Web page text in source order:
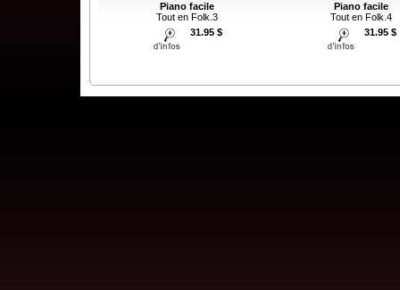
Piano facile
Tout en Folk.3
31.95 $
Piano facile
Tout en Folk.4
31.95 $